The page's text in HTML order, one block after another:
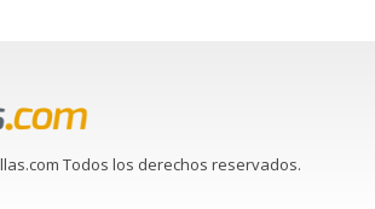
Todos los derechos reservados.